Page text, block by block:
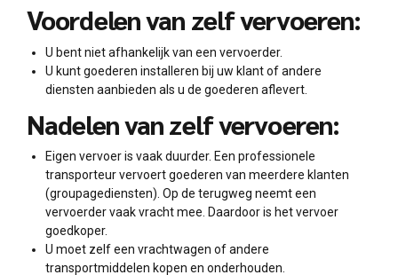
Voordelen van zelf vervoeren:
U bent niet afhankelijk van een vervoerder.
U kunt goederen installeren bij uw klant of andere
diensten aanbieden als u de goederen aflevert.
Nadelen van zelf vervoeren:
Eigen vervoer is vaak duurder. Een professionele
transporteur vervoert goederen van meerdere klanten
(groupagediensten). Op de terugweg neemt een
vervoerder vaak vracht mee. Daardoor is het vervoer
goedkoper.
U moet zelf een vrachtwagen of andere
transportmiddelen kopen en onderhouden.